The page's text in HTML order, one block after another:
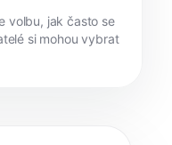
volbu, jak často se
si mohou vybrat